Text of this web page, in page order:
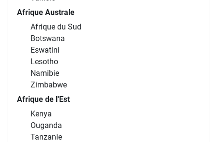
Afrique Australe
Afrique du Sud
Botswana
Eswatini
Lesotho
Namibie
Zimbabwe
Afrique de l'Est
Kenya
Ouganda
Tanzanie